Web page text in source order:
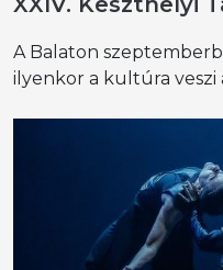
A Balaton
ilyenkor a kultúra veszi